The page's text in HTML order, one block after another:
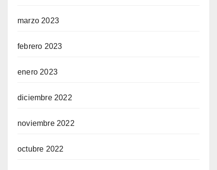
marzo 2023
febrero 2023
enero 2023
diciembre 2022
noviembre 2022
octubre 2022